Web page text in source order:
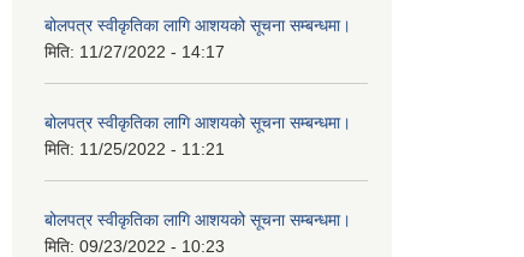
बोलपत्र स्वीकृतिका लागि आशयको सूचना सम्बन्धमा।
मिति: 11/27/2022 - 14:17
बोलपत्र स्वीकृतिका लागि आशयको सूचना सम्बन्धमा।
मिति: 11/25/2022 - 11:21
बोलपत्र स्वीकृतिका लागि आशयको सूचना सम्बन्धमा।
मिति: 09/23/2022 - 10:23